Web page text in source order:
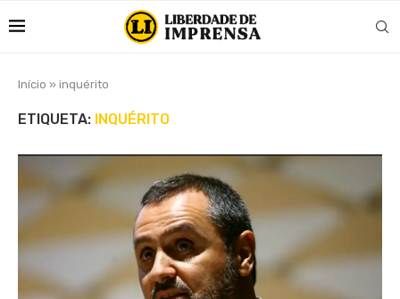
Início » inquérito
ETIQUETA: INQUÉRITO